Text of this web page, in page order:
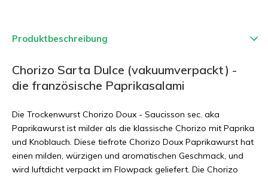
Produktbeschreibung
Chorizo Sarta Dulce (vakuumverpackt) -
die französische Paprikasalami
Die Trockenwurst Chorizo ​​Doux - Saucisson sec. aka
Paprikawurst ist milder als die klassische Chorizo mit Paprika
und Knoblauch. Diese tiefrote Chorizo ​​Doux Paprikawurst hat
einen milden, würzigen und aromatischen Geschmack, und
wird luftdicht verpackt im Flowpack geliefert. Die Chorizo